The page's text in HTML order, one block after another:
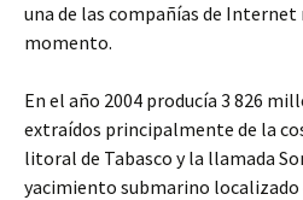
una de las compañías de Internet
momento.
En el año 2004 producía 3 826
extraídos principalmente de la
litoral de Tabasco y la llamada
yacimiento submarino localizado